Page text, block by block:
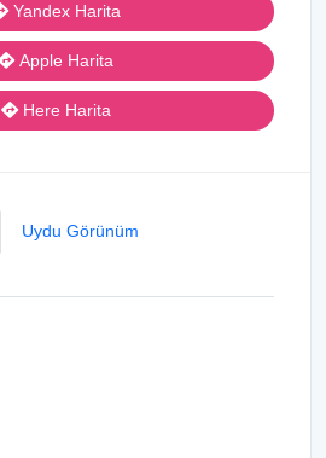
Yandex Harita
Apple Harita
Here Harita
Uydu Görünüm